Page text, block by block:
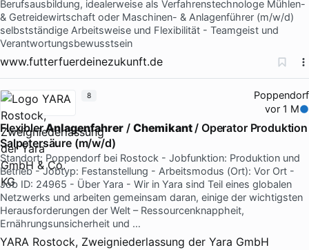
Berufsausbildung, idealerweise als Verfahrenstechnologe Mühlen-
& Getreidewirtschaft oder Maschinen- & Anlagenführer (m/w/d)
selbstständige Arbeitsweise und Flexibilität - Teamgeist und
Verantwortungsbewusstsein
www.futterfuerdeinezukunft.de
Poppendorf
vor 1 M
FlexiblerAnlagenfahrer / Chemikant/ Operator Produktion
Salpetersäure (m/w/d)
Standort: Poppendorf bei Rostock - Jobfunktion: Produktion und
Betrieb - Jobtyp: Festanstellung - Arbeitsmodus (Ort): Vor Ort -
Job ID: 24965 - Über Yara - Wir in Yara sind Teil eines globalen
Netzwerks und arbeiten gemeinsam daran, einige der wichtigsten
Herausforderungen der Welt – Ressourcenknappheit,
Ernährungsunsicherheit und …
YARA Rostock, Zweigniederlassung der Yara GmbH
8